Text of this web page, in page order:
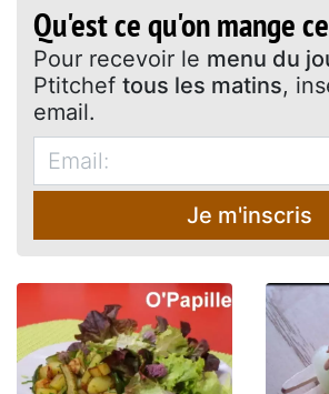
Qu'est ce qu'on mange
Pour recevoir le menu du
Ptitchef tous les matins,
email.
Je m'inscris